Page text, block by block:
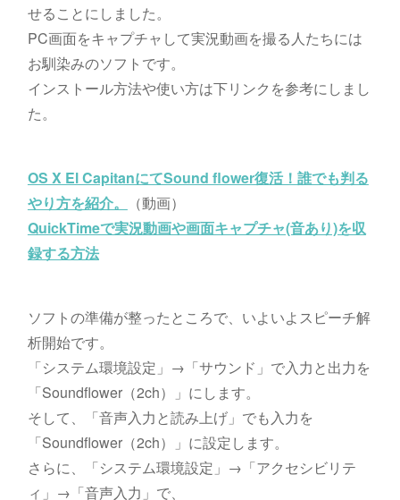
せることにしました。
PC画面をキャプチャして実況動画を撮る人たちには
お馴染みのソフトです。
インストール方法や使い方は下リンクを参考にしまし
た。
OS X El CapitanにてSound flower復活！誰でも判る
やり方を紹介。
（動画）
QuickTimeで実況動画や画面キャプチャ(音あり)を収
録する方法
ソフトの準備が整ったところで、いよいよスピーチ解
析開始です。
「システム環境設定」→「サウンド」で入力と出力を
「Soundflower（2ch）」にします。
そして、「音声入力と読み上げ」でも入力を
「Soundflower（2ch）」に設定します。
さらに、「システム環境設定」→「アクセシビリテ
ィ」→「音声入力」で、